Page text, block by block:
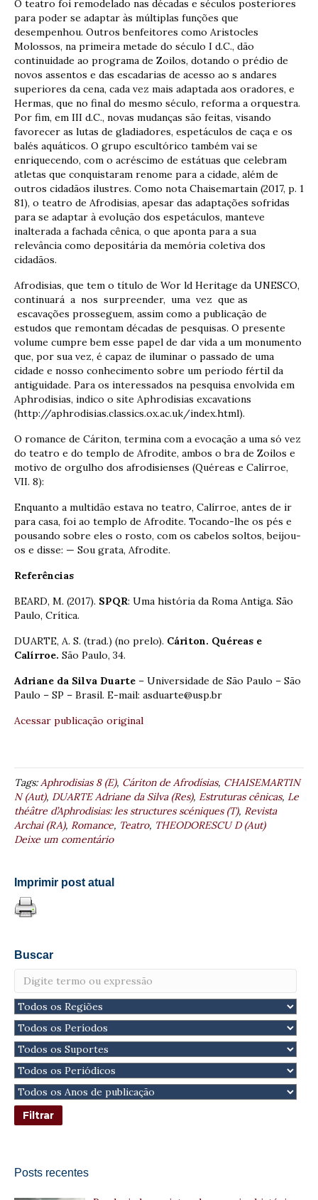
O teatro foi remodelado nas décadas e séculos posteriores
para poder se adaptar às múltiplas funções que
desempenhou. Outros benfeitores como Aristocles
Molossos, na primeira metade do século I d.C., dão
continuidade ao programa de Zoilos, dotando o prédio de
novos assentos e das escadarias de acesso ao s andares
superiores da cena, cada vez mais adaptada aos oradores, e
Hermas, que no final do mesmo século, reforma a orquestra.
Por fim, em III d.C., novas mudanças são feitas, visando
favorecer as lutas de gladiadores, espetáculos de caça e os
balés aquáticos. O grupo escultórico também vai se
enriquecendo, com o acréscimo de estátuas que celebram
atletas que conquistaram renome para a cidade, além de
outros cidadãos ilustres. Como nota Chaisemartain (2017, p. 1
81), o teatro de Afrodisias, apesar das adaptações sofridas
para se adaptar à evolução dos espetáculos, manteve
inalterada a fachada cênica, o que aponta para a sua
relevância como depositária da memória coletiva dos
cidadãos.
Afrodisias, que tem o título de Wor ld Heritage da UNESCO,
continuará a nos surpreender, uma vez que as
escavações prosseguem, assim como a publicação de
estudos que remontam décadas de pesquisas. O presente
volume cumpre bem esse papel de dar vida a um monumento
que, por sua vez, é capaz de iluminar o passado de uma
cidade e nosso conhecimento sobre um período fértil da
antiguidade. Para os interessados na pesquisa envolvida em
Aphrodisias, indico o site Aphrodisias excavations
(http://aphrodisias.classics.ox.ac.uk/index.html).
O romance de Cáriton, termina com a evocação a uma só vez
do teatro e do templo de Afrodite, ambos o bra de Zoilos e
motivo de orgulho dos afrodisienses (Quéreas e Calírroe,
VII. 8):
Enquanto a multidão estava no teatro, Calírroe, antes de ir
para casa, foi ao templo de Afrodite. Tocando-lhe os pés e
pousando sobre eles o rosto, com os cabelos soltos, beijou-
os e disse: — Sou grata, Afrodite.
Referências
BEARD, M. (2017). SPQR: Uma história da Roma Antiga. São
Paulo, Crítica.
DUARTE, A. S. (trad.) (no prelo). Cáriton. Quéreas e
Calírroe. São Paulo, 34.
Adriane da Silva Duarte – Universidade de São Paulo – São
Paulo – SP – Brasil. E-mail: asduarte@usp.br
Acessar publicação original
Tags:Aphrodisias 8 (E), Cáriton de Afrodísias, CHAISEMARTIN
N (Aut), DUARTE Adriane da Silva (Res), Estruturas cênicas, Le
théâtre d’Aphrodisias: les structures scéniques (T), Revista
Archai (RA), Romance, Teatro, THEODORESCU D (Aut)
Deixe um comentário
Imprimir post atual
Buscar
Posts recentes